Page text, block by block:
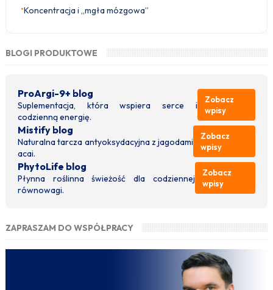
•Koncentracja i „mgła mózgowa”
BLOGI PRODUKTOWE
ProArgi-9+ blog
Suplementacja, która wspiera serce i
codzienną energię.
Zobacz
wpisy
Mistify blog
Naturalna tarcza antyoksydacyjna z jagodami
acai.
Zobacz
wpisy
PhytoLife blog
Płynna roślinna świeżość dla codziennej
równowagi.
Zobacz
wpisy
ZAPRASZAM DO WSPÓŁPRACY